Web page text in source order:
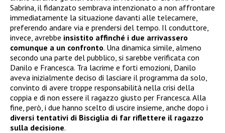
Sabrina, il fidanzato sembrava intenzionato a non affrontare
immediatamente la situazione davanti alle telecamere,
preferendo andare via e prendersi del tempo. Il conduttore,
invece, avrebbe insistito affinché i due arrivassero
comunque a un confronto. Una dinamica simile, almeno
secondo una parte del pubblico, si sarebbe verificata con
Danilo e Francesca. Tra lacrime e forti emozioni, Danilo
aveva inizialmente deciso di lasciare il programma da solo,
convinto di avere troppe responsabilità nella crisi della
coppia e di non essere il ragazzo giusto per Francesca. Alla
fine, però, i due hanno scelto di uscire insieme, anche dopo i
diversi tentativi di Bisciglia di far riflettere il ragazzo
sulla decisione.